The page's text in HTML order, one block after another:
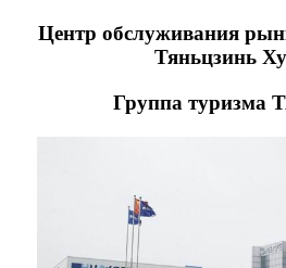
Центр обслуживания
Тяньцзинь
Группа туризма